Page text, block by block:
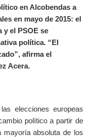
en Alcobendas a
en mayo de 2015: el
y el PSOE se
política. “El
afirma el
Acera.
elecciones europeas
político a partir de
mayoría absoluta de los